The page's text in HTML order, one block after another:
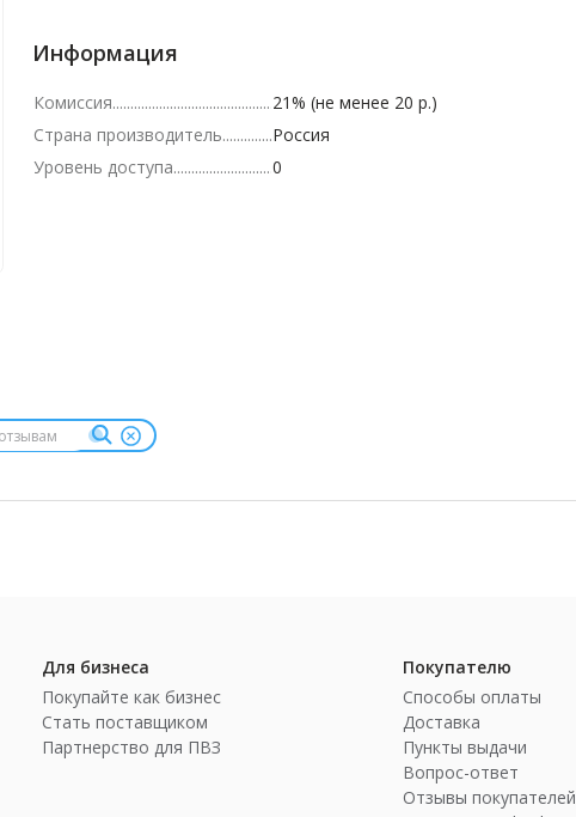
Информация
Комиссия
21% (не менее 20 р.)
Страна производитель
Россия
Уровень доступа
0
Для бизнеса
Покупайте как бизнес
Стать поставщиком
Партнерство для ПВЗ
Покупателю
Способы оплаты
Доставка
Пункты выдачи
Вопрос-ответ
Отзывы покупателей